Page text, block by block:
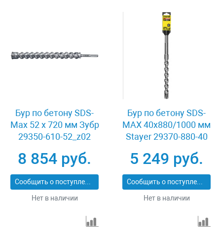
Бур по бетону SDS-
Max 52 x 720 мм Зубр
29350-610-52_z02
8 854 руб.
Сообщить о поступлении
Нет в наличии
Бур по бетону SDS-
MAX 40x880/1000 мм
Stayer 29370-880-40
5 249 руб.
Сообщить о поступлении
Нет в наличии